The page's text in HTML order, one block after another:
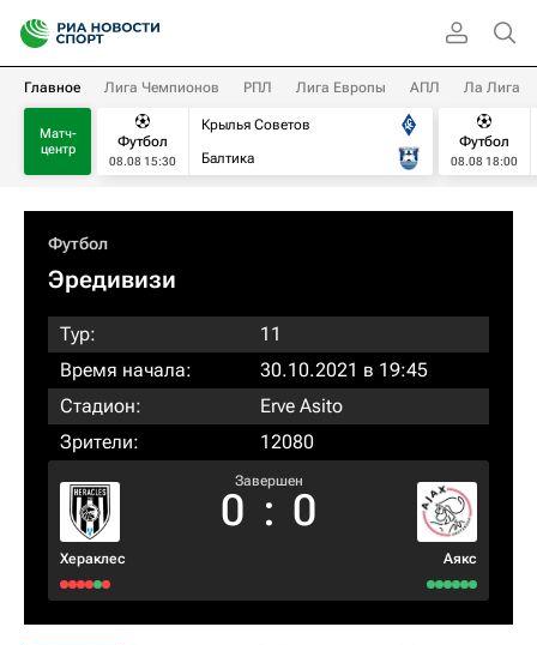
Главное Лига Чемпионов РПЛ Лига Европы АПЛ Ла Лига
Матч-
центр
Футбол
08.08 15:30
Крылья Советов
Балтика
Футбол
08.08 18:00
Футбол
Эредивизи
Тур:
11
Время начала:
30.10.2021 в 19:45
Стадион:
Erve Asito
Зрители:
12080
Хераклес
Завершен
0 : 0
Аякс